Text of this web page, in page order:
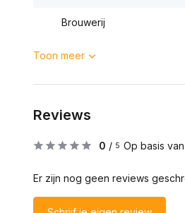
Brouwerij
Toon meer
Reviews
0 / 5 Op basis
Er zijn nog geen reviews